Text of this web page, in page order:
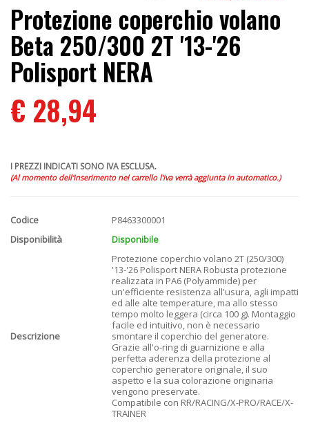
Protezione coperchio volano
Beta 250/300 2T '13-'26
Polisport NERA
€ 28,94
I PREZZI INDICATI SONO IVA ESCLUSA.
(Al momento dell'inserimento nel carrello l'iva verrà aggiunta in automatico.)
Codice
P8463300001
Disponibilità
Disponibile
Descrizione
Protezione coperchio volano 2T (250/300)
'13-'26 Polisport NERA Robusta protezione
realizzata in PA6 (Polyammide) per
un'efficiente resistenza all'usura, agli impatti
ed alle alte temperature, ma allo stesso
tempo molto leggera (circa 100 g). Montaggio
facile ed intuitivo, non è necessario
smontare il coperchio del generatore.
Grazie all'o-ring di guarnizione e alla
perfetta aderenza della protezione al
coperchio generatore originale, il suo
aspetto e la sua colorazione originaria
vengono preservate.
Compatibile con RR/RACING/X-PRO/RACE/X-
TRAINER